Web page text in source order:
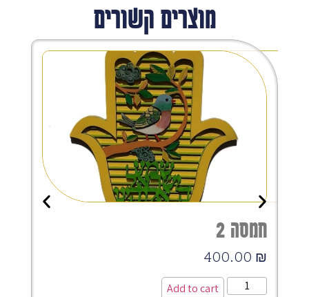
מוצרים קשורים
חמסה 2
400.00 ₪
Add to cart